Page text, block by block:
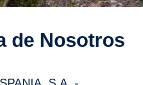
de Nosotros